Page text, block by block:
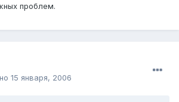
проблем.
15 января, 2006